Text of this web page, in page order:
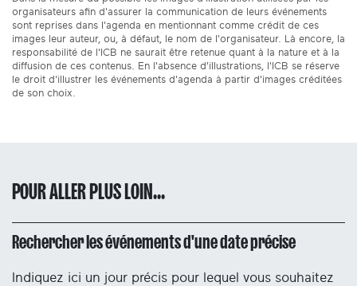
organisateurs afin d'assurer la communication de leurs événements
sont reprises dans l'agenda en mentionnant comme crédit de ces
images leur auteur, ou, à défaut, le nom de l'organisateur. Là encore, la
responsabilité de l'ICB ne saurait être retenue quant à la nature et à la
diffusion de ces contenus. En l'absence d'illustrations, l'ICB se réserve
le droit d'illustrer les événements d'agenda à partir d'images créditées
de son choix.
POUR ALLER PLUS LOIN...
Rechercher les événements d'une date précise
Indiquez ici un jour précis pour lequel vous souhaitez